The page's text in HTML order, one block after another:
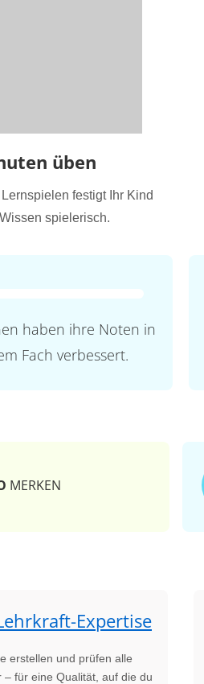
üben
festigt Ihr Kind
spielerisch.
haben ihre Noten in
Fach verbessert.
MERKEN
Expertise
erstellen und prüfen alle
– für eine Qualität, auf die du